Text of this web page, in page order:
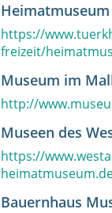
https://
freizeit/
Museum im
http://
Museen des
https://
Bauernhaus